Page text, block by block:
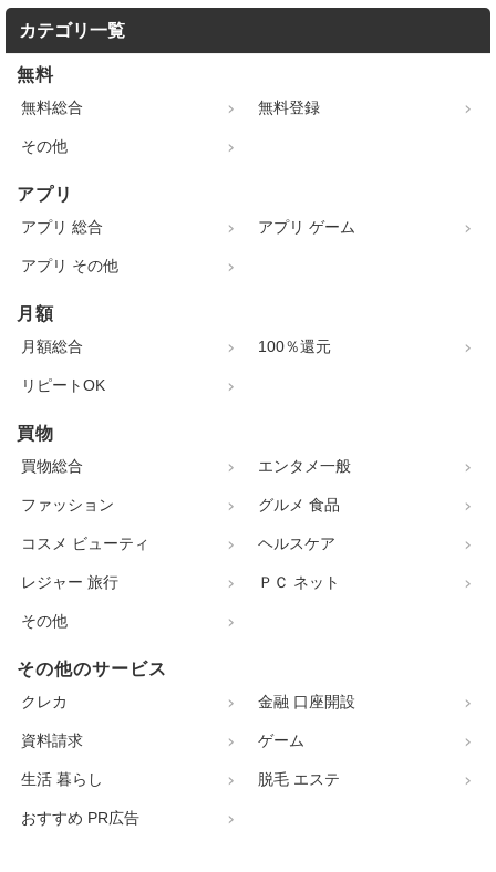
カテゴリ一覧
無料
無料総合 無料登録
その他
アプリ
アプリ 総合 アプリ ゲーム
アプリ その他
月額
月額総合 100％還元
リピートOK
買物
買物総合 エンタメ一般
ファッション グルメ 食品
コスメ ビューティ ヘルスケア
レジャー 旅行 ＰＣ ネット
その他
その他のサービス
クレカ 金融 口座開設
資料請求 ゲーム
生活 暮らし 脱毛 エステ
おすすめ PR広告